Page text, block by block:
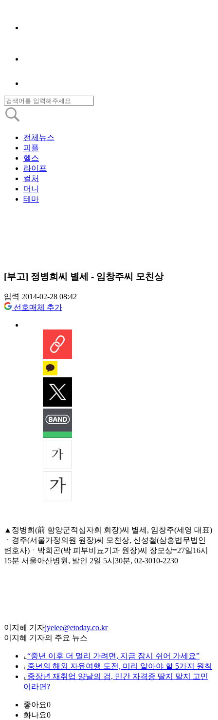
전체뉴스
피플
헬스
라이프
컬처
머니
테마
[부고] 정병희씨 별세 - 임창주씨 모친상
입력 2014-02-28 08:42
선호매체 추가
▲정병희(前 함양군적십자회 회장)씨 별세, 임창주(세영 대표)
ㆍ경주(서울가정의원 원장)씨 모친상, 신성철(삼흥법무법인
변호사)ㆍ박희곤(박 피부비뇨기과 원장)씨 장모상=27일16시
15분 서울아산병원, 발인 2일 5시30분, 02-3010-2230
이지혜 기자jyelee@etoday.co.kr
이지혜 기자의 주요 뉴스
⌞ “중년 이후 더 멀리 가려면, 지금 잠시 쉬어 가세요”
⌞ 중년의 해외 자유여행 도전, 미리 알아야 할 5가지 원칙
⌞ 중장년 재취업 양날의 검, 민간 자격증 딸지 말지 고민
이라면?
좋아요0
화나요0